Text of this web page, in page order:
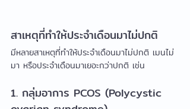
สาเหตุที่ทำให้ประจำเดือนมาไม่ปกติ
มีหลายสาเหตุที่ทำให้ประจำเดือนมาไม่ปกติ เมนไม่
มา หรือประจำเดือนมาเยอะกว่าปกติ เช่น
1. กลุ่มอาการ PCOS (Polycystic